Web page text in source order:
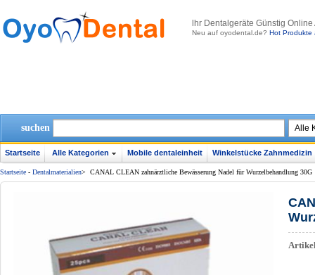
lhr Dentalgeräte Günstig
Neu auf oyodental.de? Hot Produkte
suchen
Startseite Alle Kategorien Mobile dentaleinheit Winkelstücke Zahnmedizin
Startseite - Dentalmaterialien> CANAL CLEAN zahnärztliche Bewässerung Nadel für Wurzelbehandlung 30G